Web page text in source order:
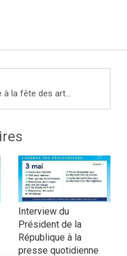
J'ai été invitée à la fête des arts martiaux traditionnels vietnamiens (AMTV)
Interview du
Président de la
République à la
presse quotidienne